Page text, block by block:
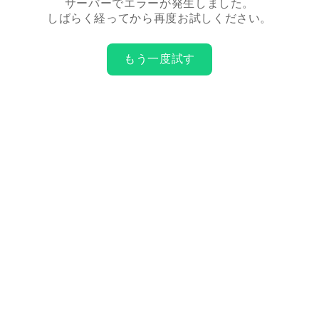
サーバーでエラーが発生しました。
しばらく経ってから再度お試しください。
もう一度試す